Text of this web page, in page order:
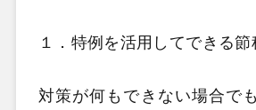
１．特例を活用してできる節
対策が何もできない場合で